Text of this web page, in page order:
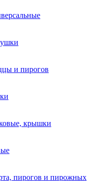
и пирогов
крышки
пирогов и пирожных